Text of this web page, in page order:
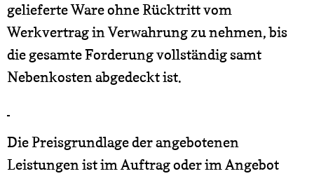
gelieferte Ware ohne Rücktritt vom
Werkvertrag in Verwahrung zu nehmen, bis
die gesamte Forderung vollständig samt
Nebenkosten abgedeckt ist.
Die Preisgrundlage der angebotenen
Leistungen ist im Auftrag oder im Angebot